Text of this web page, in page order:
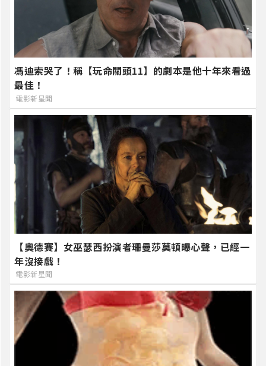
馮迪索哭了！稱【玩命關頭11】的劇本是他十年來看過
最佳！
電影新星聞
【奧德賽】女巫瑟西扮演者珊曼莎莫頓曝心聲，已經一
年沒接戲！
電影新星聞